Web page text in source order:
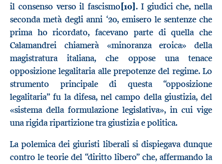
il consenso verso il fascismo[10]. I giudici che, nella
seconda metà degli anni ‘20, emisero le sentenze che
prima ho ricordato, facevano parte di quella che
Calamandrei chiamerà «minoranza eroica» della
magistratura italiana, che oppose una tenace
opposizione legalitaria alle prepotenze del regime. Lo
strumento principale di questa “opposizione
legalitaria” fu la difesa, nel campo della giustizia, del
«sistema della formulazione legislativa», in cui vige
una rigida ripartizione tra giustizia e politica.
La polemica dei giuristi liberali si dispiegava dunque
contro le teorie del “diritto libero” che, affermando la